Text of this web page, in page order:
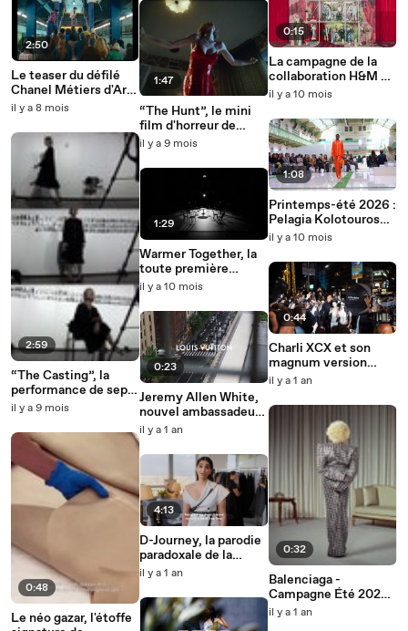
2:50
Le teaser du défilé
Chanel Métiers d'Art
2026 à New York par
il y a 8 mois
2:59
“The Casting”, la
performance de sept
heures de Nicklas
Liberg
il y a 9 mois
0:48
Le néo gazar, l'étoffe
1:47
“The Hunt”, le mini
film d'horreur de
Nadia Lee Cohen pour
il y a 9 mois
1:29
Warmer Together, la
toute première
campagne réunissant
De Niro pour Moncler
il y a 10 mois
0:23
Jeremy Allen White,
nouvel ambassadeur
de Louis Vuitton
il y a 1 an
4:13
D-Journey, la parodie
paradoxale de la
campagne Dior
il y a 1 an
0:15
La campagne de la
collaboration H&M et
Glenn Martens
il y a 10 mois
1:08
Printemps-été 2026 :
Pelagia Kolotouros
entraîne Lacoste au
il y a 10 mois
0:44
Charli XCX et son
magnum version
Kate Moss à Cannes
il y a 1 an
0:32
Balenciaga -
Campagne Été 2025
par Nadia Lee Cohen
il y a 1 an